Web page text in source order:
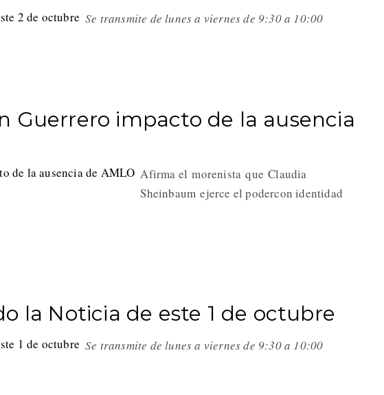
Se transmite de lunes a viernes de 9:30 a 10:00
Guerrero impacto de la ausencia
Afirma el morenista que Claudia
Sheinbaum ejerce el podercon identidad
la Noticia de este 1 de octubre
Se transmite de lunes a viernes de 9:30 a 10:00